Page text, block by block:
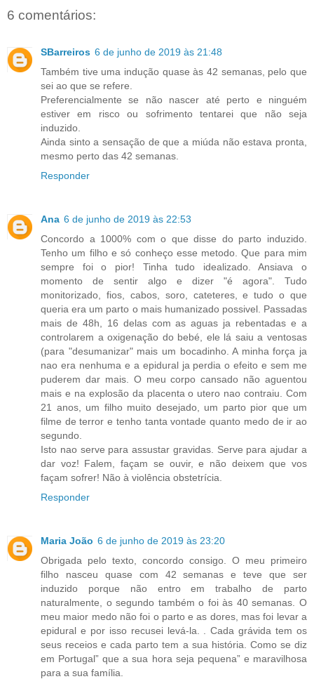
6 comentários:
SBarreiros 6 de junho de 2019 às 21:48
Também tive uma indução quase às 42 semanas, pelo que
sei ao que se refere.
Preferencialmente se não nascer até perto e ninguém
estiver em risco ou sofrimento tentarei que não seja
induzido.
Ainda sinto a sensação de que a miúda não estava pronta,
mesmo perto das 42 semanas.
Responder
Ana 6 de junho de 2019 às 22:53
Concordo a 1000% com o que disse do parto induzido.
Tenho um filho e só conheço esse metodo. Que para mim
sempre foi o pior! Tinha tudo idealizado. Ansiava o
momento de sentir algo e dizer "é agora". Tudo
monitorizado, fios, cabos, soro, cateteres, e tudo o que
queria era um parto o mais humanizado possivel. Passadas
mais de 48h, 16 delas com as aguas ja rebentadas e a
controlarem a oxigenação do bebé, ele lá saiu a ventosas
(para "desumanizar" mais um bocadinho. A minha força ja
nao era nenhuma e a epidural ja perdia o efeito e sem me
puderem dar mais. O meu corpo cansado não aguentou
mais e na explosão da placenta o utero nao contraiu. Com
21 anos, um filho muito desejado, um parto pior que um
filme de terror e tenho tanta vontade quanto medo de ir ao
segundo.
Isto nao serve para assustar gravidas. Serve para ajudar a
dar voz! Falem, façam se ouvir, e não deixem que vos
façam sofrer! Não à violência obstetrícia.
Responder
Maria João 6 de junho de 2019 às 23:20
Obrigada pelo texto, concordo consigo. O meu primeiro
filho nasceu quase com 42 semanas e teve que ser
induzido porque não entro em trabalho de parto
naturalmente, o segundo também o foi às 40 semanas. O
meu maior medo não foi o parto e as dores, mas foi levar a
epidural e por isso recusei levá-la. . Cada grávida tem os
seus receios e cada parto tem a sua história. Como se diz
em Portugal” que a sua hora seja pequena” e maravilhosa
para a sua família.